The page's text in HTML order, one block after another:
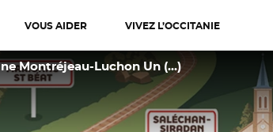
VOUS AIDER VIVEZ L’OCCITANIE
Montréjeau-Luchon Un (…)